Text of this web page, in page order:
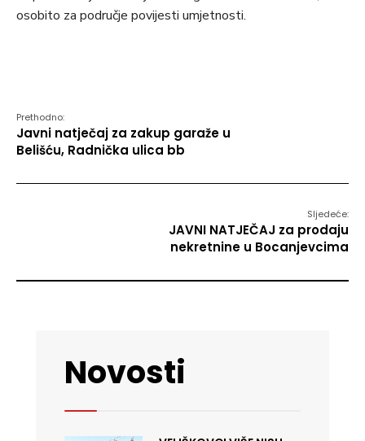
osobito za područje povijesti umjetnosti.
Prethodno:
Javni natječaj za zakup garaže u
Belišću, Radnička ulica bb
Sljedeće:
JAVNI NATJEČAJ za prodaju
nekretnine u Bocanjevcima
Novosti